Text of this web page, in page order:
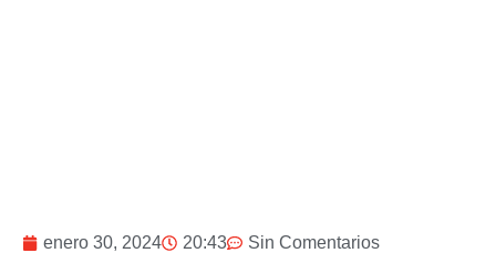
enero 30, 2024 20:43 Sin Comentarios